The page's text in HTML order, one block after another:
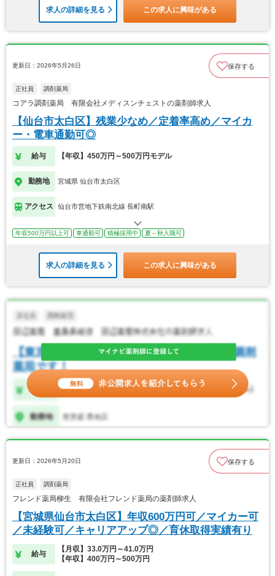
求人の詳細を見る この求人に興味がある
更新日：2026年5月26日 保存する
正社員 調剤薬局
コアラ調剤薬局 有限会社メディスンチェストの薬剤師求人
【仙台市太白区】残業少なめ／定着率高め／マイカ
ー・電車通勤可◎
給与 【年収】450万円～500万円モデル
勤務地 宮城県 仙台市太白区
アクセス 仙台市営地下鉄南北線 長町南駅
年収500万円以上可 車通勤可 積極採用中 夏～秋入職可
求人の詳細を見る この求人に興味がある
更新日：2026年5月20日 保存する
正社員 調剤薬局
フレンド薬局柳生 有限会社フレンド薬局の薬剤師求人
【宮城県仙台市太白区】年収600万円可／マイカー可
／未経験可／キャリアアップ◎／育休取得実績有り
給与
【月収】33.0万円～41.0万円
【年収】400万円～500万円